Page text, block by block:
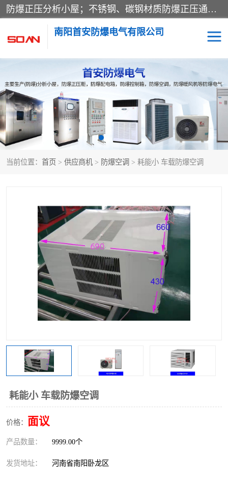
防爆正压分析小屋；不锈钢、碳钢材质防爆正压通风柜，分上下、左右、外挂三种款式；立式、挂式防爆配电柜体；不锈钢、碳钢防爆变频、磁力、星三角启动器；不锈钢、碳钢、铸铝防爆控制箱柜；可操作按键、多块式防爆仪表箱；多材质防爆接线箱；台式防爆电脑、防爆监视器。产品适配石油、化工、煤炭、电力、纺织、酿酒、航天、铁路、冶金、船舶、消防、市政等多行业工况使用。
南阳首安防爆电气有限公司
当前位置： 首页 > 供应商机 > 防爆空调 > 耗能小 车载防爆空调
耗能小 车载防爆空调
价格： 面议
产品数量： 9999.00个
发货地址： 河南省南阳卧龙区
防爆小屋 防爆正压柜
防爆空调 防爆配电箱
防爆控制箱 防爆接线箱
防爆操作柱 防爆监视显示器